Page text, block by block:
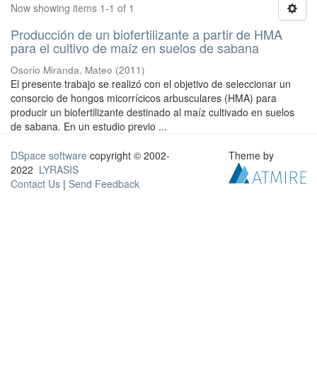
Now showing items 1-1 of 1
Producción de un biofertilizante a partir de HMA
para el cultivo de maíz en suelos de sabana
Osorio Miranda, Mateo (2011)
El presente trabajo se realizó con el objetivo de seleccionar un
consorcio de hongos micorrícicos arbusculares (HMA) para
producir un biofertilizante destinado al maíz cultivado en suelos
de sabana. En un estudio previo ...
DSpace software copyright © 2002-
2022 LYRASIS
Contact Us | Send Feedback
Theme by